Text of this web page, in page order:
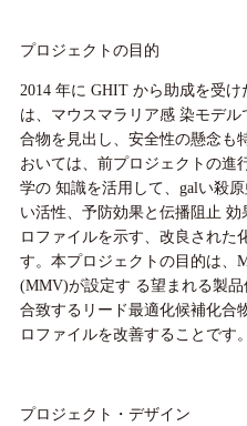
プロジェクトの目的
2014 年に GHIT から助成を受
は、マウスマラリア感 染モデ
合物を見出し、安全性の懸念も
おいては、前プロジェクトの進
学の 知識を活用して、galい殺
い活性、予防効果と伝播阻止
ロファイルを示す、改良された
す。本プロジェクトの目的は、
(MMV)が設定す る望まれる製品
合致するリード最適化候補化合
ロファイルを改善することです。
プロジェクト・デザイン